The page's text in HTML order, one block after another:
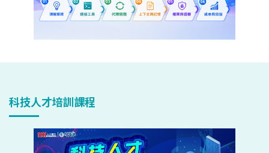
科技人才培訓課程